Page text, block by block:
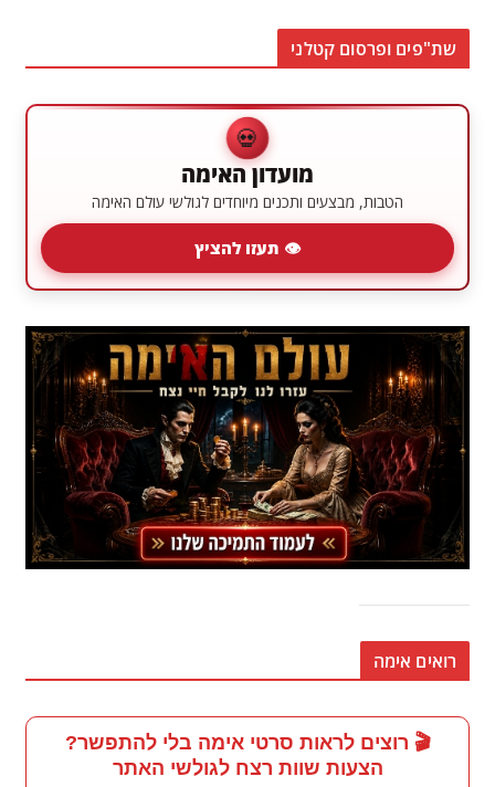
שת"פים ופרסום קטלני
💀
מועדון האימה
הטבות, מבצעים ותכנים מיוחדים לגולשי עולם האימה
👁 תעזו להציץ
רואים אימה
🎬 רוצים לראות סרטי אימה בלי להתפשר?
הצעות שוות רצח לגולשי האתר